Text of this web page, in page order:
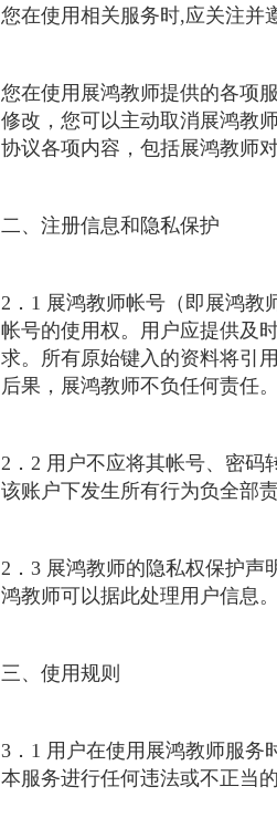
您在使用相关服务时,应关注并
您在使用展鸿教师提供的各项
修改，您可以主动取消展鸿教
协议各项内容，包括展鸿教师
二、注册信息和隐私保护
2．1 展鸿教师帐号（即展鸿教
帐号的使用权。用户应提供及
求。所有原始键入的资料将引
后果，展鸿教师不负任何责任。
2．2 用户不应将其帐号、密码
该账户下发生所有行为负全部责
2．3 展鸿教师的隐私权保护声
鸿教师可以据此处理用户信息。
三、使用规则
3．1 用户在使用展鸿教师服务
本服务进行任何违法或不正当